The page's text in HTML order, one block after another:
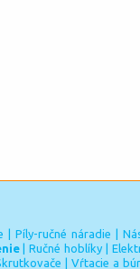
Píly-ručné náradie
|Ručné hoblíky
Vŕtacie a